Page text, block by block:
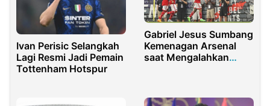
Ivan Perisic Selangkah
Lagi Resmi Jadi Pemain
Tottenham Hotspur
Gabriel Jesus Sumbang
Kemenagan Arsenal
saat Mengalahkan